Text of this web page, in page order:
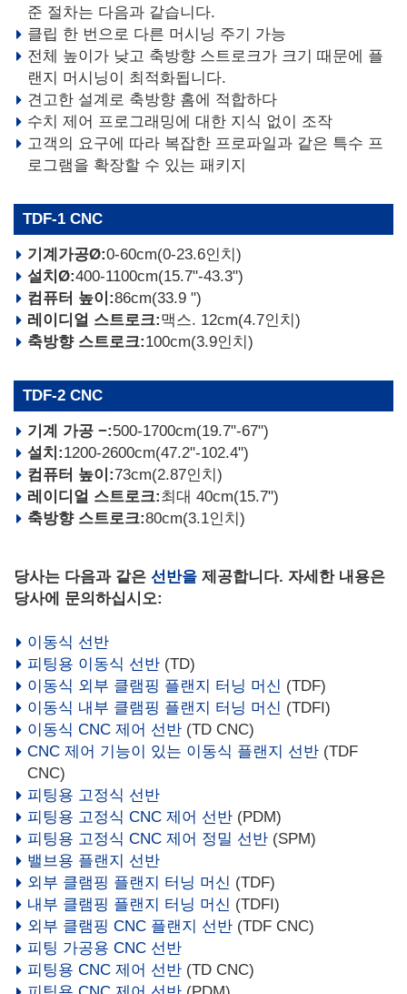
준 절차는 다음과 같습니다.
클립 한 번으로 다른 머시닝 주기 가능
전체 높이가 낮고 축방향 스트로크가 크기 때문에 플
랜지 머시닝이 최적화됩니다.
견고한 설계로 축방향 홈에 적합하다
수치 제어 프로그래밍에 대한 지식 없이 조작
고객의 요구에 따라 복잡한 프로파일과 같은 특수 프
로그램을 확장할 수 있는 패키지
TDF-1 CNC
기계가공Ø:0-60cm(0-23.6인치)
설치Ø:400-1100cm(15.7"-43.3")
컴퓨터 높이:86cm(33.9 ")
레이디얼 스트로크:맥스. 12cm(4.7인치)
축방향 스트로크:100cm(3.9인치)
TDF-2 CNC
기계 가공 −:500-1700cm(19.7"-67")
설치:1200-2600cm(47.2"-102.4")
컴퓨터 높이:73cm(2.87인치)
레이디얼 스트로크:최대 40cm(15.7")
축방향 스트로크:80cm(3.1인치)
당사는 다음과 같은 선반을 제공합니다. 자세한 내용은
당사에 문의하십시오:
이동식 선반
피팅용 이동식 선반 (TD)
이동식 외부 클램핑 플랜지 터닝 머신 (TDF)
이동식 내부 클램핑 플랜지 터닝 머신 (TDFI)
이동식 CNC 제어 선반 (TD CNC)
CNC 제어 기능이 있는 이동식 플랜지 선반 (TDF
CNC)
피팅용 고정식 선반
피팅용 고정식 CNC 제어 선반 (PDM)
피팅용 고정식 CNC 제어 정밀 선반 (SPM)
밸브용 플랜지 선반
외부 클램핑 플랜지 터닝 머신 (TDF)
내부 클램핑 플랜지 터닝 머신 (TDFI)
외부 클램핑 CNC 플랜지 선반 (TDF CNC)
피팅 가공용 CNC 선반
피팅용 CNC 제어 선반 (TD CNC)